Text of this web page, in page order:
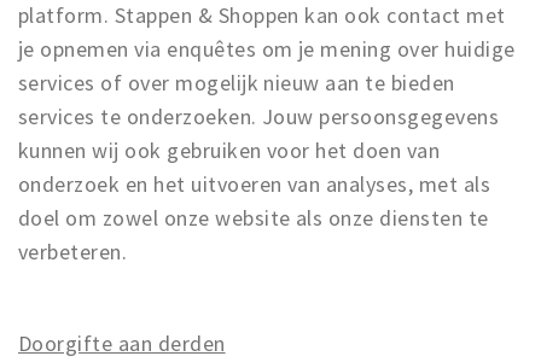
platform. Stappen & Shoppen kan ook contact met
je opnemen via enquêtes om je mening over huidige
services of over mogelijk nieuw aan te bieden
services te onderzoeken. Jouw persoonsgegevens
kunnen wij ook gebruiken voor het doen van
onderzoek en het uitvoeren van analyses, met als
doel om zowel onze website als onze diensten te
verbeteren.
Doorgifte aan derden